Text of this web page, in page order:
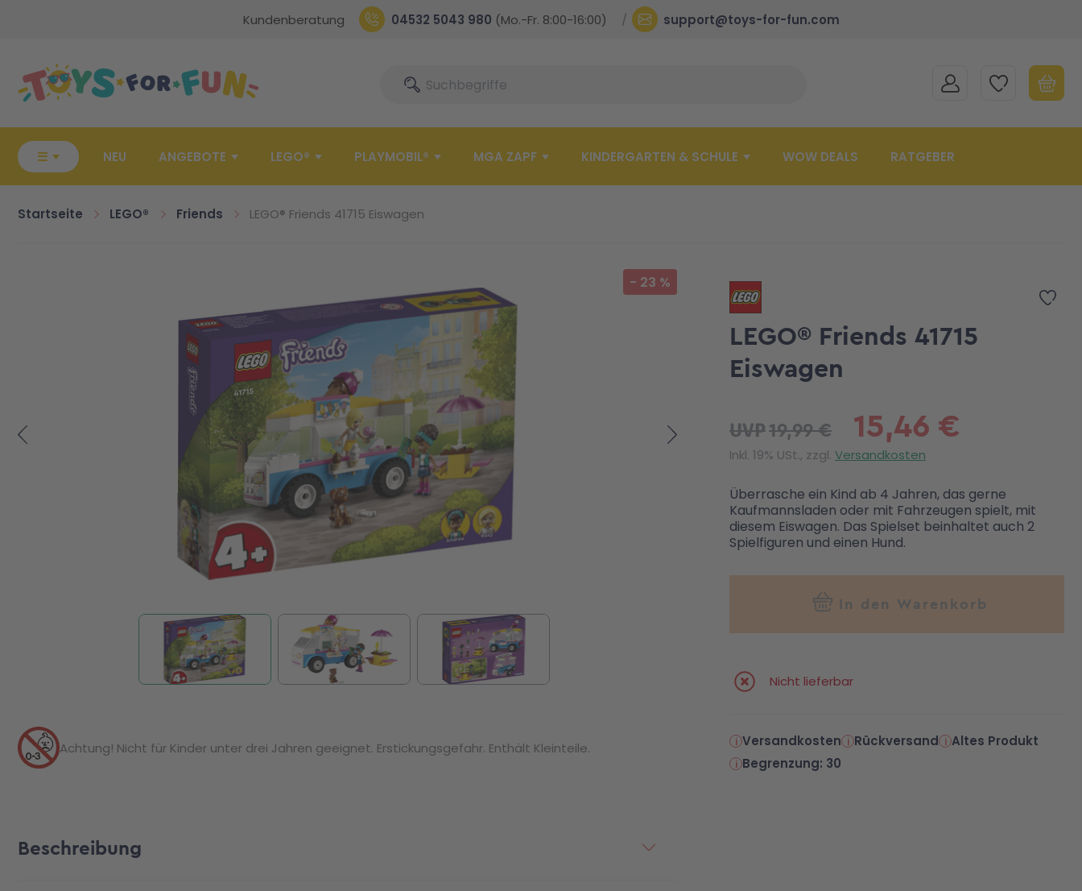
Kundenberatung 04532 5043 980 (Mo.-Fr. 8:00-16:00) support@toys-for-fun.com
SucheSuche MEIN KONTOMEINE WUNSCHLISTE
☰ NEU ANGEBOTE LEGO® PLAYMOBIL® MGA ZAPF KINDERGARTEN & SCHULE WOW DEALS RATGEBER
Startseite LEGO® Friends LEGO® Friends 41715 Eiswagen
- 23 %
Zur
LEGO® Friends 41715
Eiswagen
15,46 €
UVP19,99 €
Inkl. 19% USt., zzgl. Versandkosten
Überrasche ein Kind ab 4 Jahren, das gerne
Kaufmannsladen oder mit Fahrzeugen spielt, mit
diesem Eiswagen. Das Spielset beinhaltet auch 2
Spielfiguren und einen Hund.
In den Warenkorb
Nicht lieferbar
Versandkosten Rückversand
Altes Produkt
Begrenzung: 30
Achtung! Nicht für Kinder unter drei Jahren geeignet. Erstickungsgefahr. Enthält Kleinteile.
Beschreibung